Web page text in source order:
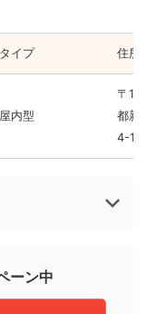
タイプ 住所
屋内型
〒
都新
4-12
ーン中